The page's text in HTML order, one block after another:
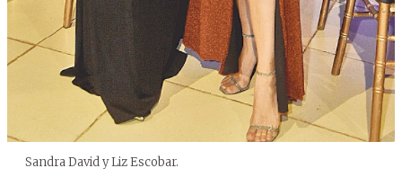
Sandra David y Liz Escobar.